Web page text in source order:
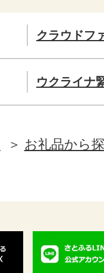
クラウドフ
ウクライナ
お礼品から